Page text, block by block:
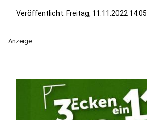
Veröffentlicht: Freitag, 11.11.2022 14:05
Anzeige